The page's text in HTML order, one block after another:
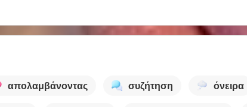
απολαμβάνοντας συζήτηση όνειρα